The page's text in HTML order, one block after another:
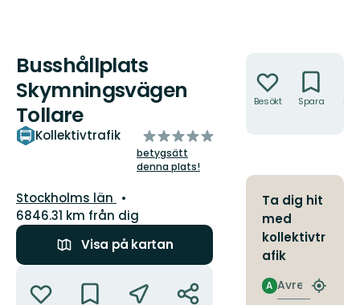
Busshållplats
Skymningsvägen
Tollare
Kollektivtrafik
av
5
stjärnor
betygsätt
denna plats!
Län:
Stockholms län
6846.31 km från dig
Visa på kartan
Besökt Spara
Ta dig hit
med
kollektivtr
afik
Avresa
A
Hitta